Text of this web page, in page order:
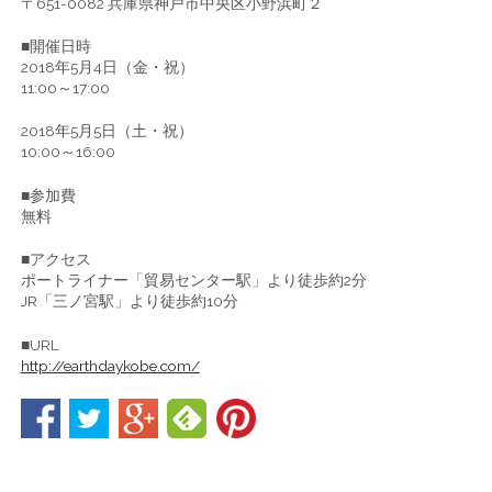
■開催日時
2018年5月4日（金・祝）
11:00～17:00
2018年5月5日（土・祝）
10:00～16:00
■参加費
無料
■アクセス
ポートライナー「貿易センター駅」より徒歩約2分
JR「三ノ宮駅」より徒歩約10分
■URL
http://earthdaykobe.com/